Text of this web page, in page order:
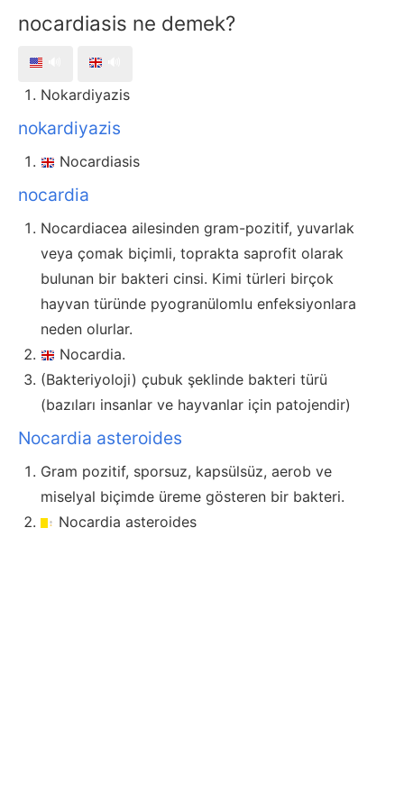
nocardiasis ne demek?
Nokardiyazis
nokardiyazis
Nocardiasis
nocardia
Nocardiacea ailesinden gram-pozitif, yuvarlak
veya çomak biçimli, toprakta saprofit olarak
bulunan bir bakteri cinsi. Kimi türleri birçok
hayvan türünde pyogranülomlu enfeksiyonlara
neden olurlar.
Nocardia.
(Bakteriyoloji) çubuk şeklinde bakteri türü
(bazıları insanlar ve hayvanlar için patojendir)
Nocardia asteroides
Gram pozitif, sporsuz, kapsülsüz, aerob ve
miselyal biçimde üreme gösteren bir bakteri.
Nocardia asteroides